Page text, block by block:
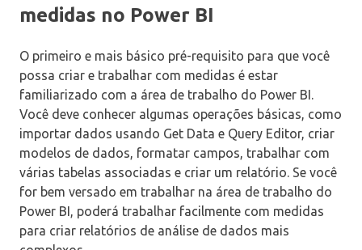
medidas no Power BI
O primeiro e mais básico pré-requisito para que você
possa criar e trabalhar com medidas é estar
familiarizado com a área de trabalho do Power BI.
Você deve conhecer algumas operações básicas, como
importar dados usando Get Data e Query Editor, criar
modelos de dados, formatar campos, trabalhar com
várias tabelas associadas e criar um relatório. Se você
for bem versado em trabalhar na área de trabalho do
Power BI, poderá trabalhar facilmente com medidas
para criar relatórios de análise de dados mais